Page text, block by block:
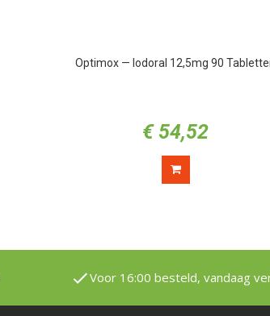
Optimox — Iodoral 12,5mg 90
€54,52
Voor 16:00 besteld, vandaag